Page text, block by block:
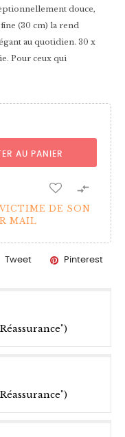
douce,
(30 cm) la rend
au quotidien. 30 x
Pour ceux qui
AU PANIER

DE SON
MAIL
Tweet Pinterest